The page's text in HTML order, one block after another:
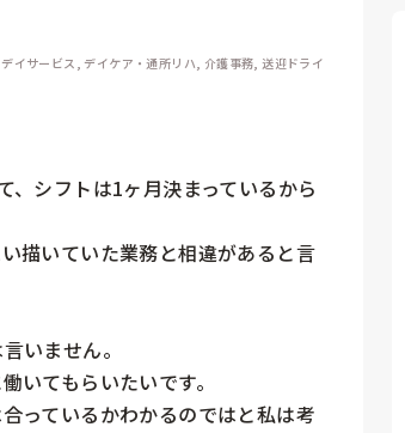
イサービス, デイケア・通所リハ, 介護事務, 送迎ドライ
シフトは1ヶ月決まっているから
描いていた業務と相違があると言
いません。
いてもらいたいです。
っているかわかるのではと私は考